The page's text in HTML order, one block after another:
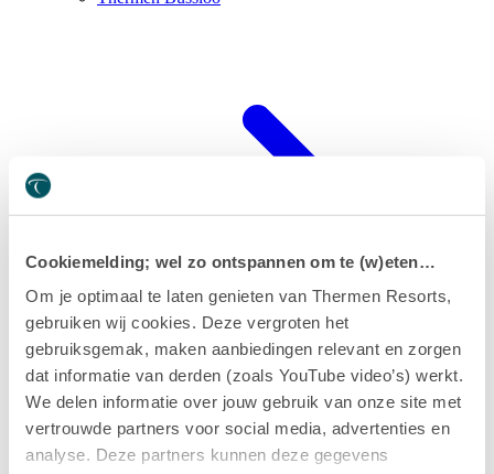
Cookiemelding; wel zo ontspannen om te (w)eten…
Om je optimaal te laten genieten van Thermen Resorts,
gebruiken wij cookies. Deze vergroten het
gebruiksgemak, maken aanbiedingen relevant en zorgen
dat informatie van derden (zoals YouTube video’s) werkt.
We delen informatie over jouw gebruik van onze site met
vertrouwde partners voor social media, advertenties en
analyse. Deze partners kunnen deze gegevens
Thermen Maarssen